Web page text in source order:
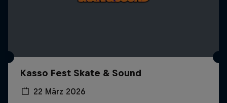
Kasso Fest Skate & Sound
22 März 2026